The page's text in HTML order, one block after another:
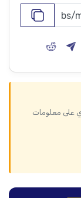
على معلومات